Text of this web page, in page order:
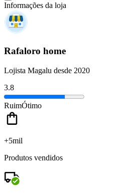
Informações da loja
Rafaloro home
Lojista Magalu desde 2020
3.8
RuimÓtimo
+5mil
Produtos vendidos